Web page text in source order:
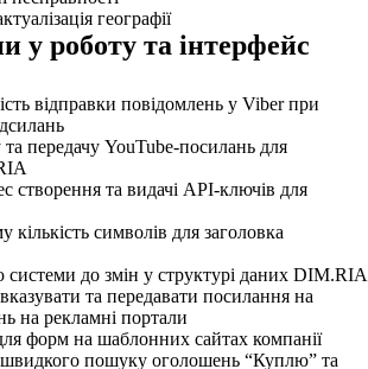
географії
у роботу та інтерфейс
відправки повідомлень у Viber при
передачу YouTube-посилань для
створення та видачі API-ключів для
кількість символів для заголовка
до змін у структурі даних DIM.RIA
та передавати посилання на
на рекламні портали
форм на шаблонних сайтах компанії
пошуку оголошень “Куплю” та